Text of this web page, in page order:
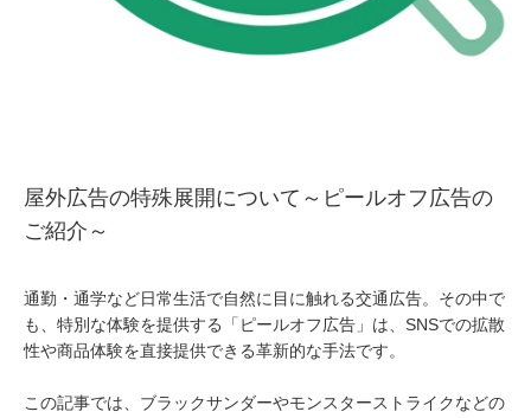
屋外広告の特殊展開について～ピールオフ広告の
ご紹介～
通勤・通学など日常生活で自然に目に触れる交通広告。その中で
も、特別な体験を提供する「ピールオフ広告」は、SNSでの拡散
性や商品体験を直接提供できる革新的な手法です。
この記事では、ブラックサンダーやモンスターストライクなどの